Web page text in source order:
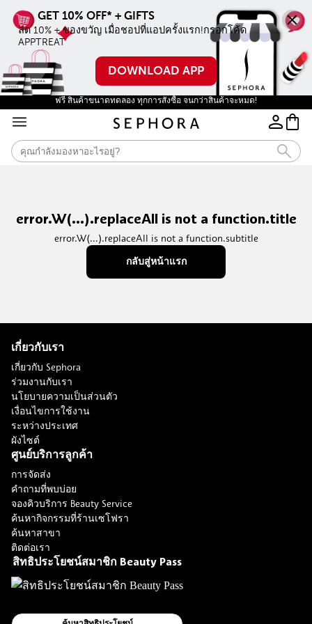
ลด 10% + ของขวัญ เมื่อชอปที่แอปครั้งแรก!กรอกโค้ด
APPTREAT
DOWNLOAD APP
ฟรี สินค้าขนาดทดลอง ทุกการสั่งซื้อ จนกว่าสินค้าจะหมด!
error.W(...).replaceAll is not a function.title
error.W(...).replaceAll is not a function.subtitle
กลับสู่หน้าแรก
เกี่ยวกับเรา
เกี่ยวกับ Sephora
ร่วมงานกับเรา
นโยบายความเป็นส่วนตัว
เงื่อนไขการใช้งาน
ระหว่างประเทศ
ผังไซต์
ศูนย์บริการลูกค้า
การจัดส่ง
คำถามที่พบบ่อย
จองคิวบริการ Beauty Service
ค้นหากิจกรรมที่ร้านเซโฟรา
ค้นหาสาขา
ติดต่อเรา
สิทธิประโยชน์สมาชิก Beauty Pass